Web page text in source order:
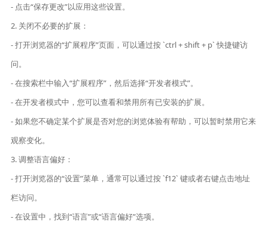
- 点击“保存更改”以应用这些设置。
2. 关闭不必要的扩展：
- 打开浏览器的“扩展程序”页面，可以通过按 `ctrl + shift + p` 快捷键访
问。
- 在搜索栏中输入“扩展程序”，然后选择“开发者模式”。
- 在开发者模式中，您可以查看和禁用所有已安装的扩展。
- 如果您不确定某个扩展是否对您的浏览体验有帮助，可以暂时禁用它来
观察变化。
3. 调整语言偏好：
- 打开浏览器的“设置”菜单，通常可以通过按 `f12` 键或者右键点击地址
栏访问。
- 在设置中，找到“语言”或“语言偏好”选项。